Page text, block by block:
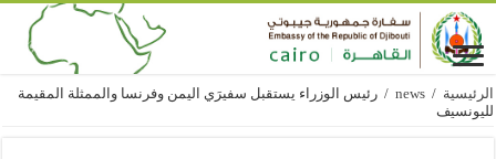
الرئيسية /
news
/ رئيس الوزراء يستقبل سفيرَي اليمن وفرنسا والممثلة المقيمة
لليونسيف